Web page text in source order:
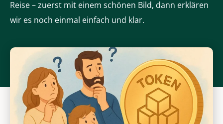
Reise – zuerst mit einem schönen Bild, dann erklären
wir es noch einmal einfach und klar.